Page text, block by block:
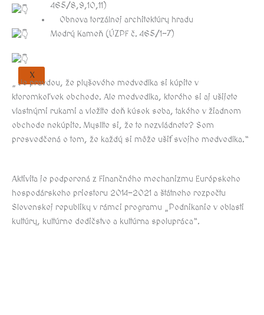
465/8,9,10,11)
Obnova torzálnej architektúry hradu
Modrý Kameň (ÚZPF č. 465/1-7)
X
„ Je pravdou, že plyšového medvedíka si kúpite v
ktoromkoľvek obchode. Ale medvedíka, ktorého si aj ušijete
vlastnými rukami a vložíte doň kúsok seba, takého v žiadnom
obchode nekúpite. Myslíte si, že to nezvládnete? Som
presvedčená o tom, že každý si môže ušiť svojho medvedíka.“
Aktivita je podporená z Finančného mechanizmu Európskeho
hospodárskeho priestoru 2014-2021 a štátneho rozpočtu
Slovenskej republiky v rámci programu „Podnikanie v oblasti
kultúry, kultúrne dedičstvo a kultúrna spolupráca“.